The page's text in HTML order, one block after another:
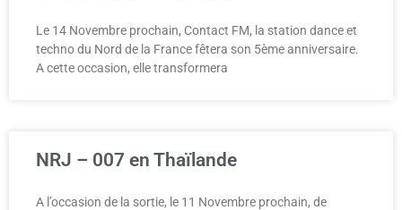
Le 14 Novembre prochain, Contact FM, la station dance et
techno du Nord de la France fêtera son 5ème anniversaire.
A cette occasion, elle transformera
NRJ – 007 en Thaïlande
A l’occasion de la sortie, le 11 Novembre prochain, de